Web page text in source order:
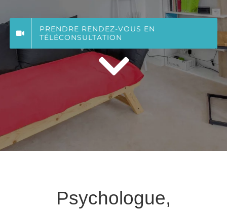
PRENDRE RENDEZ-VOUS EN
TÉLÉCONSULTATION
Psychologue,